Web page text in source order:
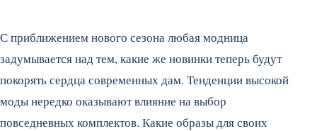
С приближением нового сезона любая модница
задумывается над тем, какие же новинки теперь будут
покорять сердца современных дам. Тенденции высокой
моды нередко оказывают влияние на выбор
повседневных комплектов. Какие образы для своих